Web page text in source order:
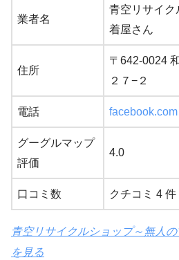
業者名
青空リサイク
着屋さん
住所
〒642-0024
２７−２
電話 facebook.com
グーグルマップ
評価
4.0
口コミ数 クチコミ 4 件
青空リサイクルショップ～無人
を見る